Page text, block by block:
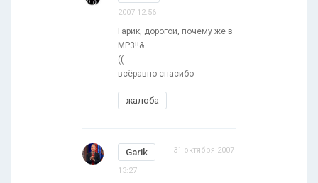
2007 12:56
Гарик, дорогой, почему же в
MP3!!&
((
всёравно спасибо
жалоба
Garik 31 октября 2007
13:27